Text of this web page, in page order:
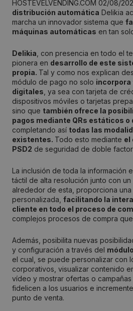
HOSTEVELVENDING.COM 02/08/
distribución automática Delikia
marcha un innovador sistema que
máquinas automáticas en tan
Delikia , con presencia en todo el
pionera en desarrollo de este
propia. Tal y como nos explican
módulo de pago no solo incorpora
digitales , ya sea con tarjeta de
dispositivos móviles o tarjetas
sino que también ofrece la
pagos mediante QRs estáticos o
completando así todas las
existentes. Todo esto mediante el
PSD2 de seguridad de doble
La inclusión de toda la información
táctil de alta resolución junto con un
alrededor de esta, proporciona
personalizada, facilitando la
cliente en todo el proceso de
complejos procesos de compra
Además, posibilita nuevas
y configuración a través del
el cual, se puede personalizar con
corporativos, visualizar contenido
vídeo y mostrar ofertas o
fidelicen a los usuarios e
punto de venta.